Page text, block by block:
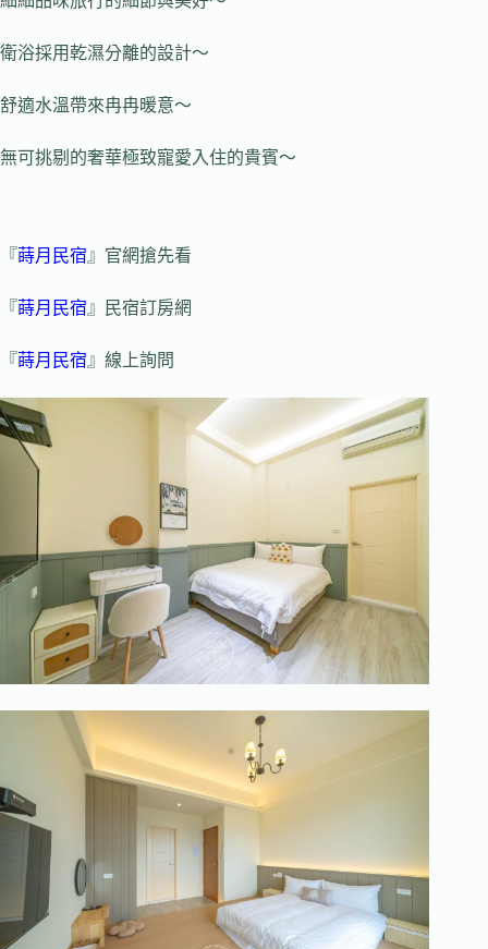
衛浴採用乾濕分離的設計～
舒適水溫帶來冉冉暖意～
無可挑剔的奢華極致寵愛入住的貴賓～
『蒔月民宿 』官網搶先看
『蒔月民宿 』民宿訂房網
『蒔月民宿 』線上詢問